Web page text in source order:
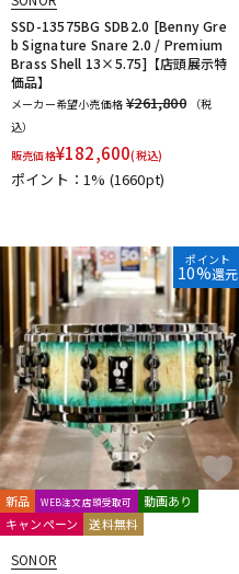
SSD-13575BG SDB2.0 [Benny Gre
b Signature Snare 2.0 / Premium
Brass Shell 13×5.75]【店頭展示特
価品】
メーカー希望小売価格 ¥261,800
（税
込）
販売価格¥182,600(税込)
ポイント：1% (1660pt)
ポイント
10%還元
新品 WEB注文店頭受取可
動画あり
キャンペーン
送料無料
SONOR